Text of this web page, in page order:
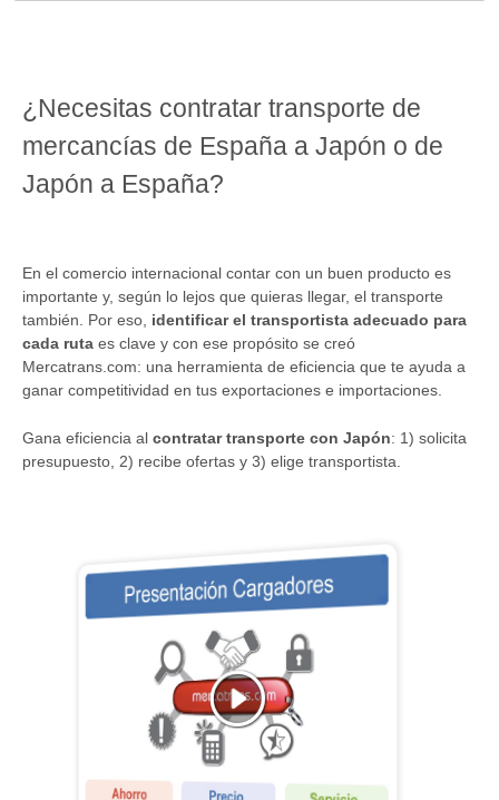
¿Necesitas contratar transporte de
mercancías de España a Japón o de
Japón a España?
En el comercio internacional contar con un buen producto es
importante y, según lo lejos que quieras llegar, el transporte
también. Por eso, identificar el transportista adecuado para
cada ruta es clave y con ese propósito se creó
Mercatrans.com: una herramienta de eficiencia que te ayuda a
ganar competitividad en tus exportaciones e importaciones.
Gana eficiencia al contratar transporte con Japón: 1) solicita
presupuesto, 2) recibe ofertas y 3) elige transportista.